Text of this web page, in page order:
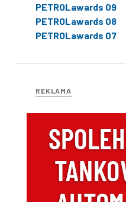
PETROLawards 09
PETROLawards 08
PETROLawards 07
REKLAMA